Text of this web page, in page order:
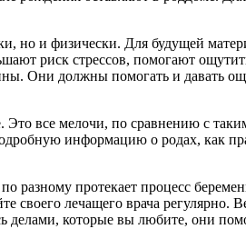
но и физически. Для будущей
риск стрессов, помогают
Они должны помогать и давать
Это все мелочи, по сравнению с
информацию о родах, как
разному протекает процесс
своего лечащего врача регулярно.
которые вы любите, они